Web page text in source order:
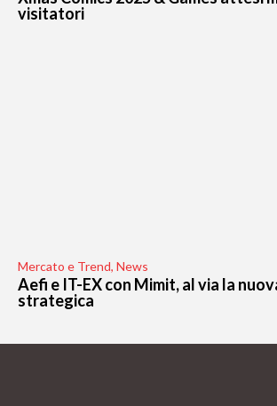
visitatori
Mercato e Trend, News
Aefi e IT-EX con Mimit, al via la
strategica